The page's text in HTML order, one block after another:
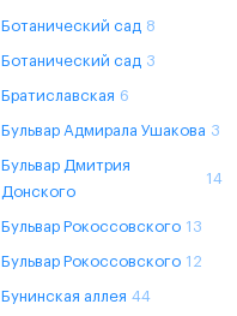
Ботанический сад 8
Ботанический сад 3
Братиславская 6
Бульвар Адмирала Ушакова 3
Бульвар Дмитрия
Донского
14
Бульвар Рокоссовского 13
Бульвар Рокоссовского 12
Бунинская аллея 44